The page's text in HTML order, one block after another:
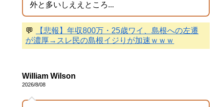
外と多いしええところ...
💬
【悲報】年収800万・25歳ワイ、島根への左遷
が濃厚→スレ民の島根イジりが加速ｗｗｗ
William Wilson
2026/8/08